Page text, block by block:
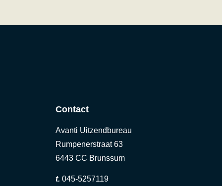
Contact
Avanti Uitzendbureau
Rumpenerstraat 63
6443 CC Brunssum
t. 045-5257119